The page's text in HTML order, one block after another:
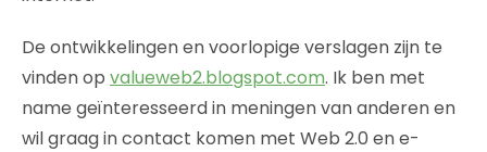
De ontwikkelingen en voorlopige verslagen zijn te
vinden op valueweb2.blogspot.com. Ik ben met
name geïnteresseerd in meningen van anderen en
wil graag in contact komen met Web 2.0 en e-